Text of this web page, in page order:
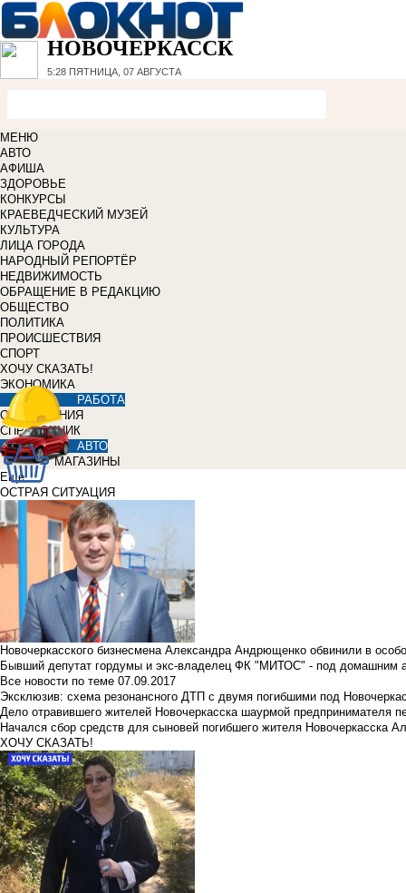
НОВОЧЕРКАССК
5:28 ПЯТНИЦА, 07 АВГУСТА
МЕНЮ
АВТО
АФИША
ЗДОРОВЬЕ
КОНКУРСЫ
КРАЕВЕДЧЕСКИЙ МУЗЕЙ
КУЛЬТУРА
ЛИЦА ГОРОДА
НАРОДНЫЙ РЕПОРТЁР
НЕДВИЖИМОСТЬ
ОБРАЩЕНИЕ В РЕДАКЦИЮ
ОБЩЕСТВО
ПОЛИТИКА
ПРОИСШЕСТВИЯ
СПОРТ
ХОЧУ СКАЗАТЬ!
ЭКОНОМИКА
РАБОТА
ОБЪЯВЛЕНИЯ
СПРАВОЧНИК
АВТО
МАГАЗИНЫ
Еще
ОСТРАЯ СИТУАЦИЯ
Новочеркасского бизнесмена Александра Андрющенко обвинили в
Бывший депутат гордумы и экс-владелец ФК "МИТОС" - под домашним
Все новости по теме 07.09.2017
Эксклюзив: схема резонансного ДТП с двумя погибшими под
Дело отравившего жителей Новочеркасска шаурмой предпринимателя
Начался сбор средств для сыновей погибшего жителя Новочеркасска
ХОЧУ СКАЗАТЬ!